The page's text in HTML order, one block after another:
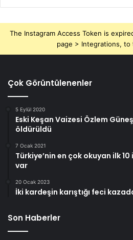
The Instagram Access Token is
page > Integrations,
Çok Görüntülenenler
5 Eylül 2020
Eski Keşan Vaizesi Özlem
öldürüldü
7 Ocak 2021
Türkiye’nin en çok okuyan ilk
var
20 Ocak 2023
İki kardeşin karıştığı feci
Son Haberler